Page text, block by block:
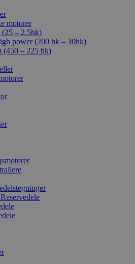
motorer
(25 – 2.5hk)
power (200 hk – 30hk)
(450 – 225 hk)